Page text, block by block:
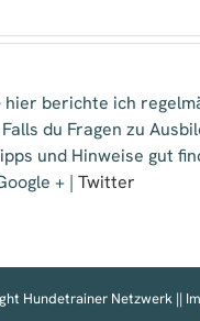
berichte ich
du Fragen zu
und Hinweise gut
+ | Twitter
Hundetrainer Netzwerk ||